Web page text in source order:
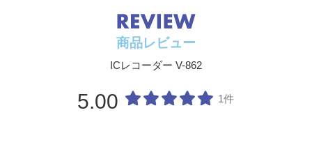
マイクジャック録音時：
128 kbps：40Hz～17kHz
64 kbps mono：40Hz～15kHz
内蔵マイク録音時：70Hz～17kHz
再生時：30Hz～20kHz
周波数特性の上限値・下限値は各録音フォーマッ
商品レビュー
ICレコーダー V-862
5.00 1件